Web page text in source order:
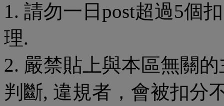
1. 請勿一日post超過5個
理.
2. 嚴禁貼上與本區無關
判斷, 違規者，會被扣